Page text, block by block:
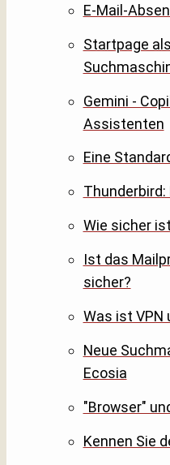
E-Mail-
Startpage
Gemini -
Assistenten
Eine
Wie sicher
Ist das
sicher?
Was ist VPN
Neue
Ecosia
"Browser"
Kennen Sie